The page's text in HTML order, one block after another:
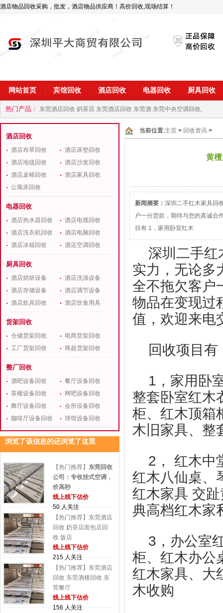
酒店物品回收采购，批发，酒店物品供应商！高价回收,现场结算！
网站首页 宾馆回收 酒店回收 电器回收 厨具回收
热门产品： 东莞酒店回收 奶茶店 东莞酒店回收 东莞酒 东莞中央空调回收,
商 深圳酒店用品回收公司
酒店回收
酒店布草回收
酒店床垫回收
酒店地毯回收
酒店沙发回收
酒店桌椅回收
酒店家具回收
公寓床回收
电器回收
酒店热水器回收
酒店电视回收
酒店洗衣机回收
酒店电脑回收
酒店冰箱回收
酒店空调回收
厨具回收
酒店烘焙设备
酒店洗涤设备
酒店存储设备
酒店调节设备
酒店炊具回收
酒店饮食用具
货架回收
仓储货架回收
电商货架回收
工厂货架回收
商超货架回收
整厂回收
酒吧设备回收
餐厅设备回收
茶楼设备回收
网吧设备回收
舞厅设备回收
会所设备回收
咖啡厅设备回收
球馆设备回收
浏览了该信息的还浏览了这里
【热门推荐】 东莞回收
公司：专收挂式空调，
价高秒
线上线下估价
50 人关注
【热门推荐】东莞酒店
回收 奶茶店面包店回
收 饭店
线上线下估价
215 人关注
【热门推荐】东莞酒店
回收 东莞酒楼回收 东
莞餐厅
线上线下估价
156 人关注
当前位置:主页 > 回收资讯 >
黄
新闻摘要： 深圳二手红木家具回
户一分货款，期待与您的真诚合
目有 1，家用卧室红木
深圳二手红
实力，无论多
全不拖欠客户
物品在变现过
值，欢迎来电
回收项目有
1，家用卧
整套卧室红木
柜、红木顶箱
木旧家具、整
2， 红木中
红木八仙桌、
红木家具 交
典高档红木家
3，办公室
柜、红木办公
红木家具、大
木收购